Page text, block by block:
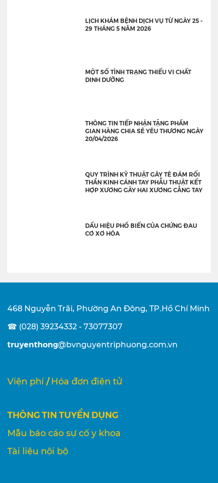
LỊCH KHÁM BỆNH DỊCH VỤ TỪ NGÀY 25 -
29 THÁNG 5 NĂM 2026
MỘT SỐ TÌNH TRẠNG THIẾU VI CHẤT
DINH DƯỠNG
THÔNG TIN TIẾP NHẬN TẶNG PHẨM
GIAN HÀNG CHIA SẺ YÊU THƯƠNG NGÀY
20/04/2026
QUY TRÌNH KỸ THUẬT GÂY TÊ ĐÁM RỐI
THẦN KINH CÁNH TAY PHẪU THUẬT KẾT
HỢP XƯƠNG GÃY HAI XƯƠNG CẲNG TAY
DẤU HIỆU PHỔ BIẾN CỦA CHỨNG ĐAU
CƠ XƠ HÓA
468 Nguyễn Trãi, Phường An Đông, TP.Hồ Chí Minh
☎ (028) 39234332 - 73077307
truyenthong@bvnguyentriphuong.com.vn
Viện phí / Hóa đơn điện tử
THÔNG TIN TUYỂN DỤNG
Mẫu báo cáo sự cố y khoa
Tài liệu nội bộ